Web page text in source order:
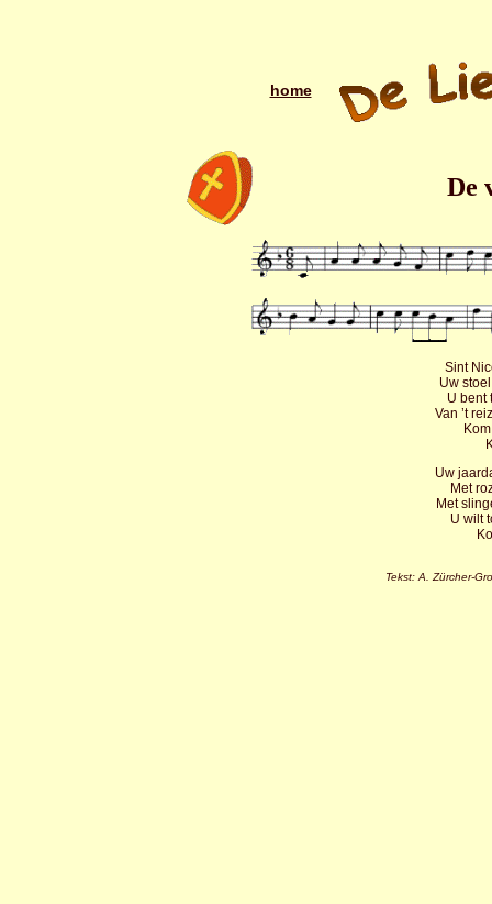
home
De
Sint
Uw
U bent
Van ’t
Uw
Met
Met
U wilt
Tekst: A. Zürcher-